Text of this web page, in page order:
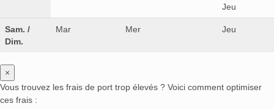
Jeu
Sam. /
Dim.
Mar Mer Jeu
×
Vous trouvez les frais de port trop élevés ? Voici comment optimiser
ces frais :